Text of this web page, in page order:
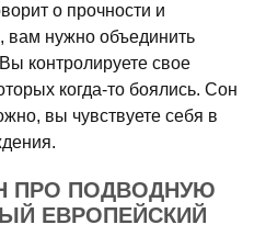
о прочности и
вам нужно объединить
контролируете свое
когда-то боялись. Сон
вы чувствуете себя в
ПРО ПОДВОДНУЮ
ЕВРОПЕЙСКИЙ